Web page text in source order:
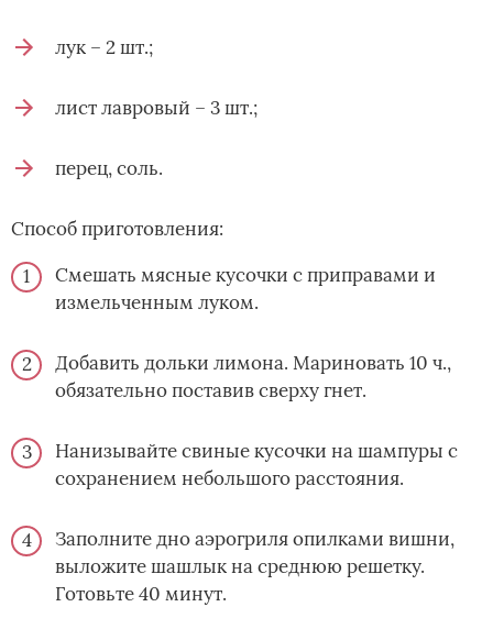
лук – 2 шт.;
лист лавровый – 3 шт.;
перец, соль.
Способ приготовления:
Смешать мясные кусочки с приправами и
измельченным луком.
Добавить дольки лимона. Мариновать 10 ч.,
обязательно поставив сверху гнет.
Нанизывайте свиные кусочки на шампуры с
сохранением небольшого расстояния.
Заполните дно аэрогриля опилками вишни,
выложите шашлык на среднюю решетку.
Готовьте 40 минут.